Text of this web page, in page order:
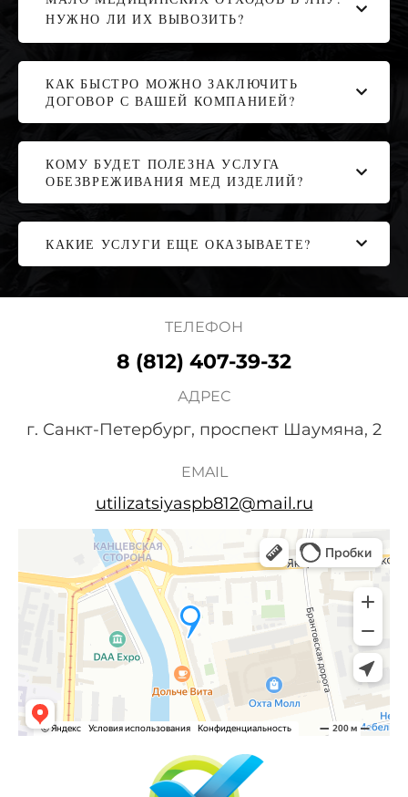
НУЖНО ЛИ ИХ ВЫВОЗИТЬ?
КАК БЫСТРО МОЖНО ЗАКЛЮЧИТЬ
ДОГОВОР С ВАШЕЙ КОМПАНИЕЙ?
КОМУ БУДЕТ ПОЛЕЗНА УСЛУГА
ОБЕЗВРЕЖИВАНИЯ МЕД ИЗДЕЛИЙ?
КАКИЕ УСЛУГИ ЕЩЕ ОКАЗЫВАЕТЕ?
ТЕЛЕФОН
8 (812) 407-39-32
АДРЕС
г. Санкт-Петербург, проспект Шаумяна, 2
EMAIL
utilizatsiyaspb812@mail.ru